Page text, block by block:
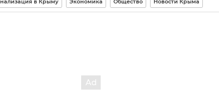
в Крыму Экономика Общество Новости Крыма